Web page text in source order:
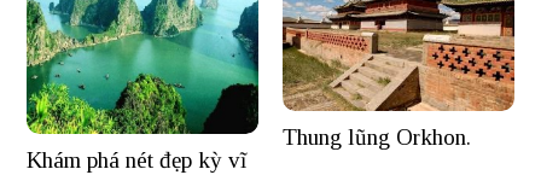
Khám phá nét đẹp kỳ vĩ
Thung lũng Orkhon.